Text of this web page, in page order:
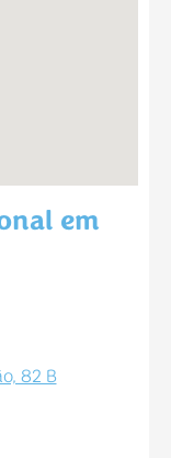
em
82 B